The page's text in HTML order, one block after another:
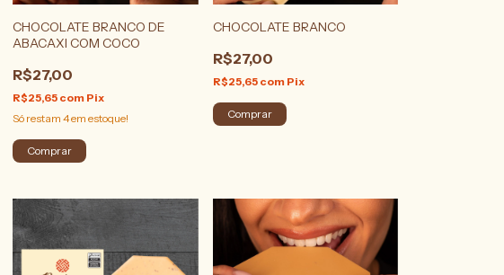
CHOCOLATE BRANCO DE
ABACAXI COM COCO
R$27,00
R$25,65 com Pix
Só restam4em estoque!
CHOCOLATE BRANCO
R$27,00
R$25,65 com Pix